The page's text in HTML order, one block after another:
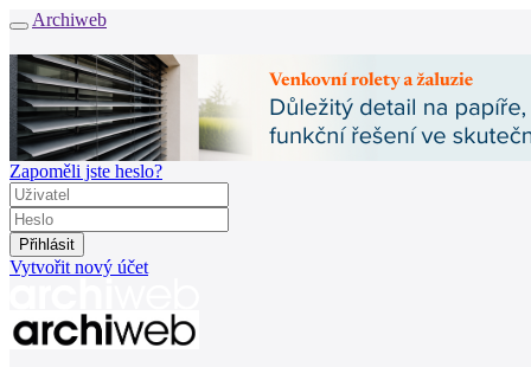
Archiweb
Zapoměli jste heslo?
Vytvořit nový účet